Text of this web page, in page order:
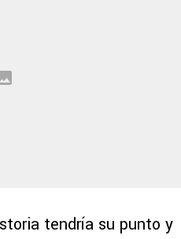
tendría su punto y